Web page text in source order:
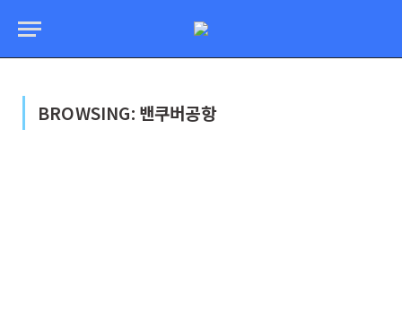
BROWSING: 밴쿠버공항